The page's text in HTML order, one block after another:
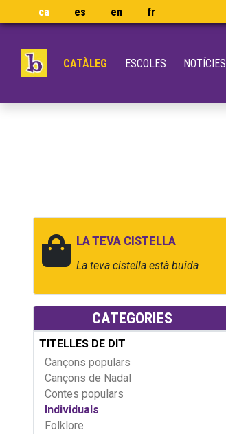
ca es en fr
CATÀLEG ESCOLES NOTÍCIES
LA TEVA CISTELLA
La teva cistella està buida
CATEGORIES
TITELLES DE DIT
Cançons populars
Cançons de Nadal
Contes populars
Individuals
Folklore